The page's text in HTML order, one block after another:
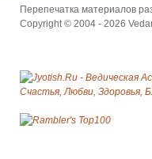
Перепечатка материалов
Copyright © 2004 - 2026